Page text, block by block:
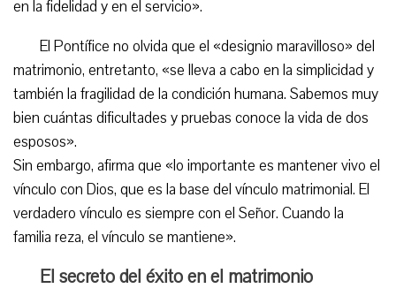
en la fidelidad y en el servicio».
El Pontífice no olvida que el «designio maravilloso» del
matrimonio, entretanto, «se lleva a cabo en la simplicidad y
también la fragilidad de la condición humana. Sabemos muy
bien cuántas dificultades y pruebas conoce la vida de dos
esposos».
Sin embargo, afirma que «lo importante es mantener vivo el
vínculo con Dios, que es la base del vínculo matrimonial. El
verdadero vínculo es siempre con el Señor. Cuando la
familia reza, el vínculo se mantiene».
El secreto del éxito en el matrimonio